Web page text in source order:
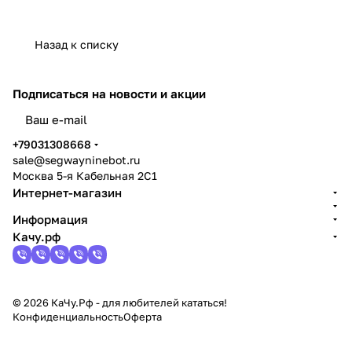
Назад к списку
Подписаться на новости и акции
+79031308668
sale@segwayninebot.ru
Москва 5-я Кабельная 2С1
Интернет-магазин
Информация
Качу.рф
© 2026 КаЧу.Рф - для любителей кататься!
КонфиденциальностьОферта